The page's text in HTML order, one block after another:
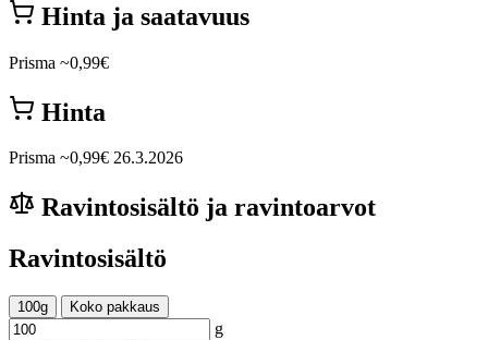
Hinta ja saatavuus
Prisma ~0,99€
Hinta
Prisma ~0,99€ 26.3.2026
Ravintosisältö ja ravintoarvot
Ravintosisältö
100g Koko pakkaus
g